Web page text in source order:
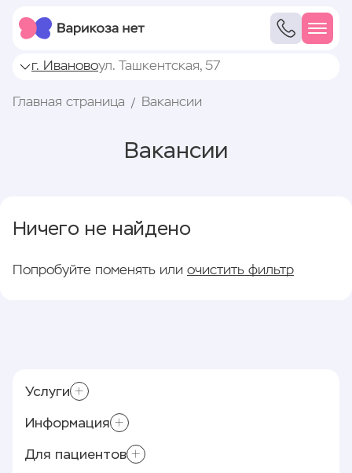
г. Ивановоул. Ташкентская, 57
Главная страница Вакансии
Вакансии
Ничего не найдено
Попробуйте поменять или очистить фильтр
Услуги
Лазерное лечение варикоза (ЭВЛК)
Приём хирурга-флеболога
Склеротерапия
Информация
Контролирующие органы
Для пациентов